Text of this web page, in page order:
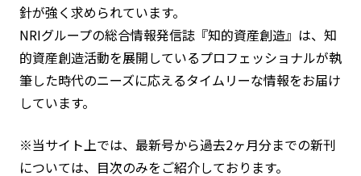
針が強く求められています。
NRIグループの総合情報発信誌『知的資産創造』は、知
的資産創造活動を展開しているプロフェッショナルが執
筆した時代のニーズに応えるタイムリーな情報をお届け
しています。
※当サイト上では、最新号から過去2ヶ月分までの新刊
については、目次のみをご紹介しております。